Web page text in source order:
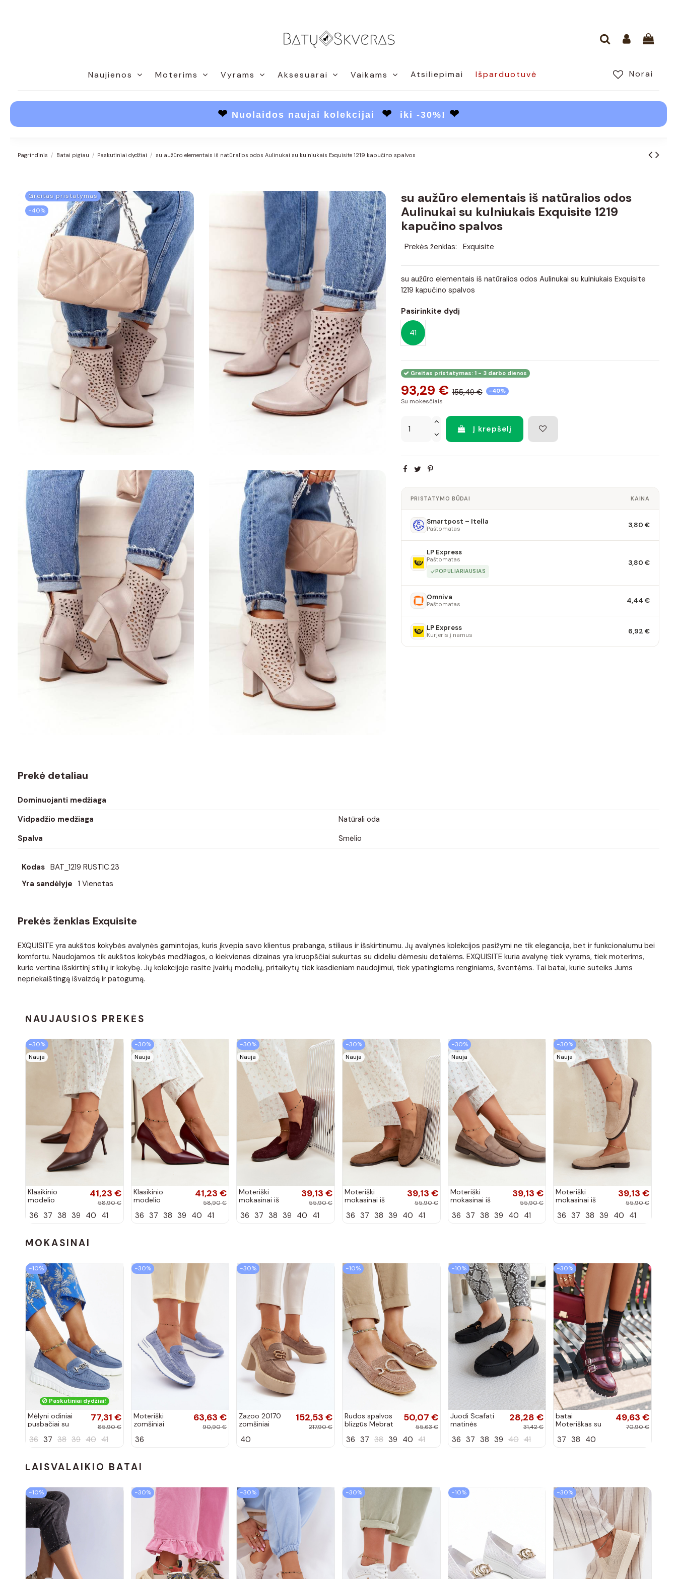
Naujienos Moterims Vyrams Aksesuarai Vaikams Atsiliepimai Norai
Išparduotuvė
❤ Nuolaidos naujai kolekcijai ❤ iki -30%! ❤
Pagrindinis Batai pigiau Paskutiniai dydžiai su aužūro elementais iš natūralios odos Aulinukai su kulniukais Exquisite 1219 kapučino spalvos
Greitas pristatymas
−40%
su aužūro elementais iš natūralios odos
Aulinukai su kulniukais Exquisite 1219
kapučino spalvos
Prekės ženklas: Exquisite
su aužūro elementais iš natūralios odos Aulinukai su kulniukais Exquisite
1219 kapučino spalvos
Pasirinkite dydį
41
Greitas pristatymas: 1 - 3 darbo dienos
93,29 € 155,49 € -40%
Su mokesčiais
Į krepšelį
PRISTATYMO BŪDAI KAINA
Smartpost – Itella
Paštomatas 3,80 €
LP Express
Paštomatas
POPULIARIAUSIAS
3,80 €
Omniva
Paštomatas 4,44 €
LP Express
Kurjeris į namus 6,92 €
Prekė detaliau
Dominuojanti medžiaga
Vidpadžio medžiaga
Natūrali oda
Spalva
Smėlio
Kodas BAT_1219 RUSTIC.23
Yra sandėlyje 1 Vienetas
Prekės ženklas Exquisite
EXQUISITE yra aukštos kokybės avalynės gamintojas, kuris įkvepia savo klientus prabanga, stiliaus ir išskirtinumu. Jų avalynės kolekcijos pasižymi ne tik elegancija, bet ir funkcionalumu bei
komfortu. Naudojamos tik aukštos kokybės medžiagos, o kiekvienas dizainas yra kruopščiai sukurtas su dideliu dėmesiu detalėms. EXQUISITE kuria avalynę tiek vyrams, tiek moterims,
kurie vertina išskirtinį stilių ir kokybę. Jų kolekcijoje rasite įvairių modelių, pritaikytų tiek kasdieniam naudojimui, tiek ypatingiems renginiams, šventėms. Tai batai, kurie suteiks Jums
nepriekaištingą išvaizdą ir patogumą.
NAUJAUSIOS PREKĖS
−30%
Nauja
Klasikinio
modelio
bateliai iš
spalvos Nesha
41,23 €
58,90 €
36 37 38 39 40 41
−30%
Nauja
Klasikinio
modelio
bateliai iš
41,23 €
58,90 €
36 37 38 39 40 41
−30%
Nauja
Moteriški
mokasinai iš
zomšos, bordo
39,13 €
55,90 €
36 37 38 39 40 41
−30%
Nauja
Moteriški
mokasinai iš
zomšos, rudos
39,13 €
55,90 €
36 37 38 39 40 41
−30%
Nauja
Moteriški
mokasinai iš
zomšos, molio
39,13 €
55,90 €
36 37 38 39 40 41
−30%
Nauja
Moteriški
mokasinai iš
zomšos, smėlio
39,13 €
55,90 €
36 37 38 39 40 41
MOKASINAI
−10%
Paskutiniai dydžiai!
Mėlyni odiniai
pusbačiai su
sagtimi Taija
77,31 €
85,90 €
36 37 38 39 40 41
−30%
Moteriški
zomšiniai
Demela mėlynos
63,63 €
90,90 €
36
−30%
Zazoo 20170
zomšiniai
kulniukais
152,53 €
217,90 €
40
−10%
Rudos spalvos
blizgūs Mebrat
50,07 €
55,63 €
36 37 38 39 40 41
−10%
Juodi Scafati
matinės
28,28 €
31,42 €
36 37 38 39 40 41
−30%
batai
Moteriškas su
lako efektu
49,63 €
70,90 €
37 38 40
LAISVALAIKIO BATAI
−10% −30% −30% −30% −10% −30%